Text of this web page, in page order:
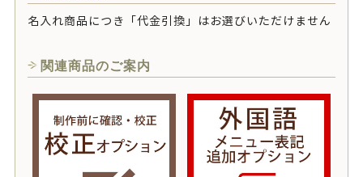
名入れ商品につき「代金引換」はお選びいただけません
関連商品のご案内